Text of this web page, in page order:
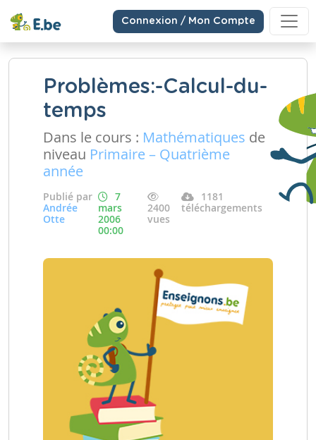
Connexion / Mon Compte
Problèmes:-Calcul-du-
temps
Dans le cours : Mathématiques de
niveau Primaire – Quatrième
année
Publié par
Andrée
Otte
7
mars
2006
00:00
2400
vues
1181
téléchargements